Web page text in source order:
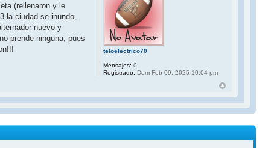
(rellenaron y le
la ciudad se inundo,
nuevo y
prende ninguna, pues
tetoelectrico70
Mensajes: 0
Registrado: Dom Feb 09, 2025 10:04 pm